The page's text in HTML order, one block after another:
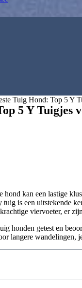
Tuig Hond: Top 5 Y
5 Y
hond kan een lastige
is een uitstekende
viervoeter, er
honden getest en
langere